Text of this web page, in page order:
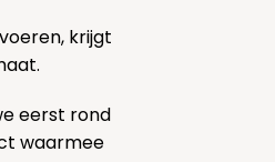
krijgt
eerst rond
waarmee